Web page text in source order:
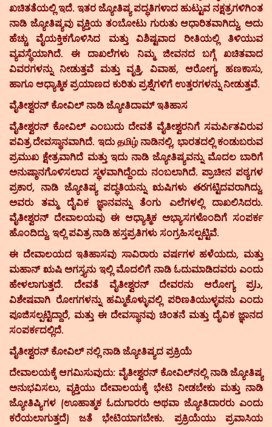
ಖಚಿತತೆಯಲ್ಲಿ ಇದೆ. ಇತರ ಜ್ಯೋತಿಷ್ಯ ಪದ್ಧತಿಗಳಾದ ಹುಟ್ಟುವ ನಕ್ಷತ್ರಗಳಿಗಿಂತ
ನಾಡಿ ಜ್ಯೋತಿಷ್ಯವು ವ್ಯಕ್ತಿಯ ತಂಬೋಟು ಗುರುತು ಆಧಾರಿತವಾಗಿದ್ದು, ಅದು
ಹೆಚ್ಚು ವೈಯಕ್ತಿಕಗೊಳಿಸಿದ ಮತ್ತು ವಿಶಿಷ್ಟವಾದ ರೀತಿಯಲ್ಲಿ ತಿಳಿಯುವ
ವ್ಯವಸ್ಥೆಯಾಗಿದೆ. ಈ ದಾಖಲೆಗಳು ನಿಮ್ಮ ಜೀವನದ ಬಗ್ಗೆ ಖಚಿತವಾದ
ವಿವರಗಳನ್ನು ನೀಡುತ್ತವೆ ಮತ್ತು ವೃತ್ತಿ, ವಿವಾಹ, ಆರೋಗ್ಯ, ಹಣಕಾಸು,
ಹಾಗೂ ಆಧ್ಯಾತ್ಮಿಕ ಪ್ರಯಾಣದ ಕುರಿತು ಪ್ರಶ್ನೆಗಳಿಗೆ ಉತ್ತರಗಳನ್ನು ನೀಡುತ್ತವೆ.
ವೈತೀಶ್ವರನ್ ಕೋವಿಲ್ ನಾಡಿ ಜ್ಯೋತಿದಾಮ್ ಇತಿಹಾಸ
ವೈತೀಶ್ವರನ್ ಕೋವಿಲ್ ಎಂಬುದು ದೇವತೆ ವೈತೀಶ್ವರನಿಗೆ ಸಮರ್ಪಿತವಿರುವ
ಪವಿತ್ರ ದೇವಸ್ಥಾನವಾಗಿದೆ. ಇದು தமிழ் ನಾಡಿನಲ್ಲಿ, ಭಾರತದಲ್ಲಿ ಕಂಡುಬರುವ
ಪ್ರಮುಖ ಕ್ಷೇತ್ರವಾಗಿದೆ ಮತ್ತು ಇದು ನಾಡಿ ಜ್ಯೋತಿಷ್ಯವನ್ನು ಮೊದಲ ಬಾರಿಗೆ
ಅನುಷ್ಠಾನಗೊಳಿಸಲಾದ ಸ್ಥಳವಾಗಿದ್ದೆಂದು ನಂಬಲಾಗಿದೆ. ಪ್ರಾಚೀನ ಪಠ್ಯಗಳ
ಪ್ರಕಾರ, ನಾಡಿ ಜ್ಯೋತಿಷ್ಯ ಪದ್ಧತಿಯನ್ನು ಋಷಿಗಳು తరಗಟ್ಟಿದವರಾಗಿದ್ದು,
ಅವರು ತಮ್ಮ ದೈವಿಕ ಜ್ಞಾನವನ್ನು ತೆಂಗು ಎಲೆಗಳಲ್ಲಿ ದಾಖಲಿಸಿದರು.
ವೈತೀಶ್ವರನ್ ದೇವಾಲಯವು ಈ ಆಧ್ಯಾತ್ಮಿಕ ಅಭ್ಯಾಸಗಳೊಂದಿಗೆ ಸಂಪರ್ಕ
ಹೊಂದಿದ್ದು, ಇಲ್ಲಿ ಪವಿತ್ರ ನಾಡಿ ಹಸ್ತಪ್ರತಿಗಳು ಸಂಗ್ರಹಿಸಲ್ಪಟ್ಟಿವೆ.
ಈ ದೇವಾಲಯದ ಇತಿಹಾಸವು ಸಾವಿರಾರು ವರ್ಷಗಳ ಹಳೆಯದು, ಮತ್ತು
ಮಹಾನ್ ಋಷಿ ಅಗಸ್ತ್ಯನು ಇಲ್ಲಿ ಮೊದಲಿಗೆ ನಾಡಿ ಓದುಮಾಡಿದವರು ಎಂದು
ಹೇಳಲಾಗುತ್ತದೆ. ದೇವತೆ ವೈತೀಶ್ವರನ್ ದೇವರನು ಆರೋಗ್ಯ ಪ್ರدا,
ವಿಶೇಷವಾಗಿ ರೋಗಗಳನ್ನು ಹಮ್ಮಿಕೊಳ್ಳುವಲ್ಲಿ ಪರಿಣತಿಯುಳ್ಳವನು ಎಂದು
ಪೂಜಿಸಲ್ಪಟ್ಟಿದ್ದಾರೆ, ಮತ್ತು ಈ ದೇವಸ್ಥಾನವು ಚಿಂತನೆ ಮತ್ತು ದೈವಿಕ ಜ್ಞಾನದ
ಸಂಪರ್ಕದಲ್ಲಿದೆ.
ವೈತೀಶ್ವರನ್ ಕೋವಿಲ್ ನಲ್ಲಿ ನಾಡಿ ಜ್ಯೋತಿಷ್ಯದ ಪ್ರಕ್ರಿಯೆ
ದೇವಾಲಯಕ್ಕೆ ಆಗಮಿಸುವುದು: ವೈತೀಶ್ವರನ್ ಕೋವಿಲ್‌ನಲ್ಲಿ ನಾಡಿ ಜ್ಯೋತಿಷ್ಯ
ಅನುಭವಿಸಲು, ವ್ಯಕ್ತಿಯು ದೇವಾಲಯಕ್ಕೆ ಭೇಟಿ ನೀಡಬೇಕು ಮತ್ತು ನಾಡಿ
ಜ್ಯೋತಿಷ್ಯಿಗಳ (ಊಹಾತ್ಮಕ ಓದುಗಾರರು ಅಥವಾ ಜ್ಯೋತಿದಾರರು ಎಂದು
ಕರೆಯಲಾಗುತ್ತದೆ) ಜತೆ ಭೇಟಿಯಾಗಬೇಕು. ಪ್ರಕ್ರಿಯೆಯು ಪ್ರವಾಸಿಯ